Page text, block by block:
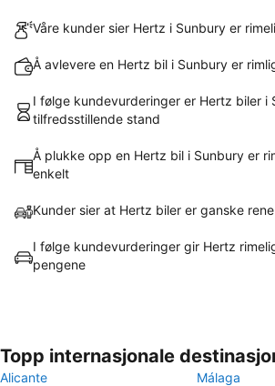
Våre kunder sier Hertz i Sunbury er
Å avlevere en Hertz bil i Sunbury er
I følge kundevurderinger er Hertz biler i
tilfredsstillende stand
Å plukke opp en Hertz bil i Sunbury er
enkelt
Kunder sier at Hertz biler er ganske
I følge kundevurderinger gir Hertz
pengene
Topp internasjonale
Alicante
Málaga